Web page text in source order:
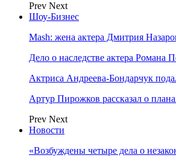
Prev Next
Шоу-Бизнес
Mash: жена актера Дмитрия
Дело о наследстве актера Романа
Актриса Андреева-Бондарчук
Артур Пирожков рассказал о
Prev Next
Новости
«Возбуждены четыре дела о